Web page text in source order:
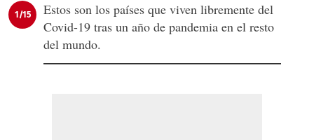
1/15
Estos son los países que viven libremente del
Covid-19 tras un año de pandemia en el resto
del mundo.